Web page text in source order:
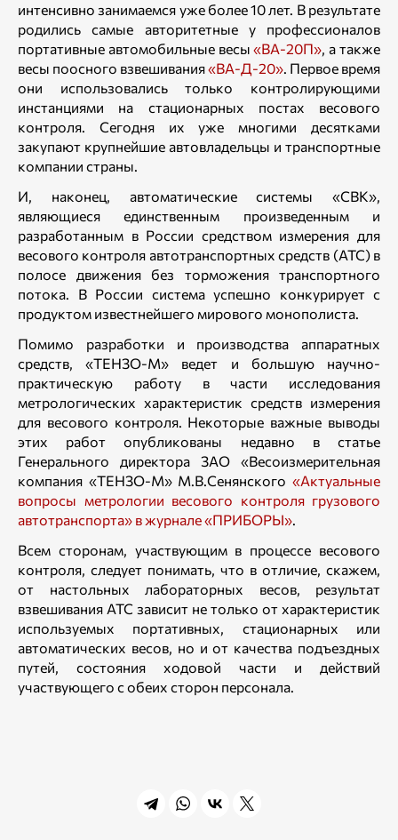
интенсивно занимаемся уже более 10 лет. В результате
родились самые авторитетные у профессионалов
портативные автомобильные весы«ВА-20П», а также
весы поосного взвешивания«ВА-Д-20». Первое время
они использовались только контролирующими
инстанциями на стационарных постах весового
контроля. Сегодня их уже многими десятками
закупают крупнейшие автовладельцы и транспортные
компании страны.
И, наконец, автоматические системы «СВК»,
являющиеся единственным произведенным и
разработанным в России средством измерения для
весового контроля автотранспортных средств (АТС) в
полосе движения без торможения транспортного
потока. В России система успешно конкурирует с
продуктом известнейшего мирового монополиста.
Помимо разработки и производства аппаратных
средств, «ТЕНЗО-М» ведет и большую научно-
практическую работу в части исследования
метрологических характеристик средств измерения
для весового контроля. Некоторые важные выводы
этих работ опубликованы недавно в статье
Генерального директора ЗАО «Весоизмерительная
компания «ТЕНЗО-М» М.В.Сенянского «Актуальные
вопросы метрологии весового контроля грузового
автотранспорта» в журнале «ПРИБОРЫ».
Всем сторонам, участвующим в процессе весового
контроля, следует понимать, что в отличие, скажем,
от настольных лабораторных весов, результат
взвешивания АТС зависит не только от характеристик
используемых портативных, стационарных или
автоматических весов, но и от качества подъездных
путей, состояния ходовой части и действий
участвующего с обеих сторон персонала.